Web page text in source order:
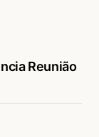
Reunião